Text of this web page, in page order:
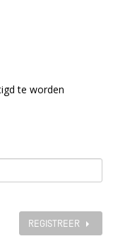
te worden
REGISTREER